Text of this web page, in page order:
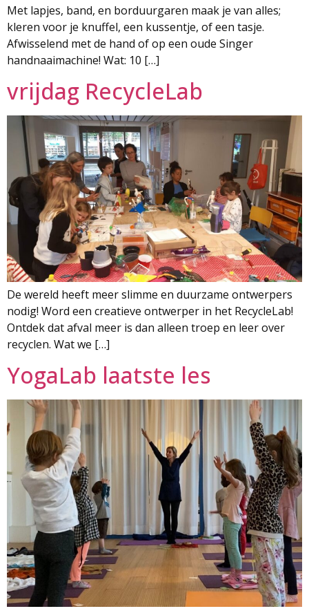
Met lapjes, band, en borduurgaren maak je van alles;
kleren voor je knuffel, een kussentje, of een tasje.
Afwisselend met de hand of op een oude Singer
handnaaimachine! Wat: 10 […]
vrijdag RecycleLab
De wereld heeft meer slimme en duurzame ontwerpers
nodig! Word een creatieve ontwerper in het RecycleLab!
Ontdek dat afval meer is dan alleen troep en leer over
recyclen. Wat we […]
YogaLab laatste les